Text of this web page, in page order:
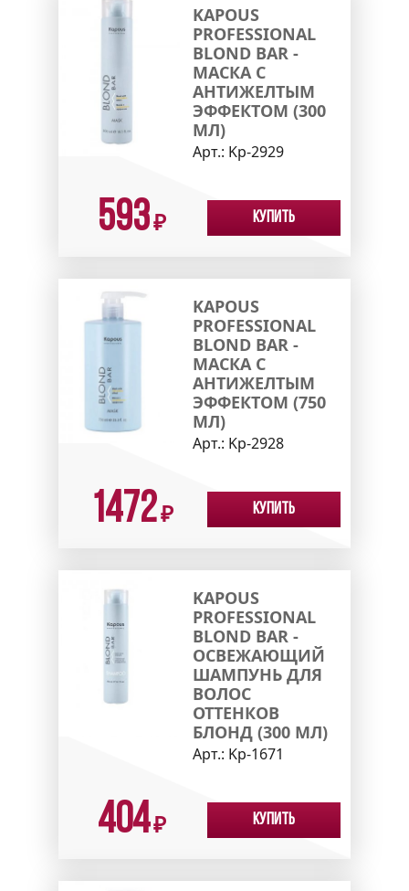
KAPOUS
PROFESSIONAL
BLOND BAR -
МАСКА С
АНТИЖЕЛТЫМ
ЭФФЕКТОМ (300
МЛ)
Арт.: Kp-2929
593₽ Купить
KAPOUS
PROFESSIONAL
BLOND BAR -
МАСКА С
АНТИЖЕЛТЫМ
ЭФФЕКТОМ (750
МЛ)
Арт.: Kp-2928
1472₽ Купить
KAPOUS
PROFESSIONAL
BLOND BAR -
ОСВЕЖАЮЩИЙ
ШАМПУНЬ ДЛЯ
ВОЛОС
ОТТЕНКОВ
БЛОНД (300 МЛ)
Арт.: Kp-1671
404₽ Купить